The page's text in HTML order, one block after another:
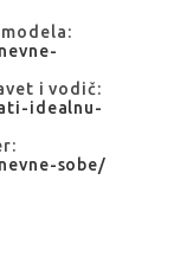
i vodič:
idealnu-
sobe/